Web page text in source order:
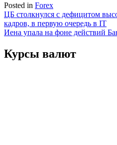
Posted in Forex
Навигация
по
ЦБ столкнулся с дефицитом
кадров, в первую очередь в IT
Иена упала на фоне действий
Курсы валют